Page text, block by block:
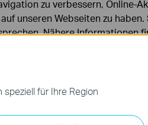
> WiFi > GPON
> Router > Wired
für Ihre Region
zu verbessern, Online-
unseren Webseiten zu haben.
Nähere Informationen
und können in Ihren Systemen